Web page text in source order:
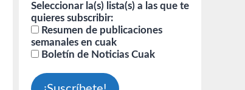
Seleccionar la(s) lista(s) a las que te
quieres subscribir:
Resumen de publicaciones
semanales en cuak
Boletín de Noticias Cuak